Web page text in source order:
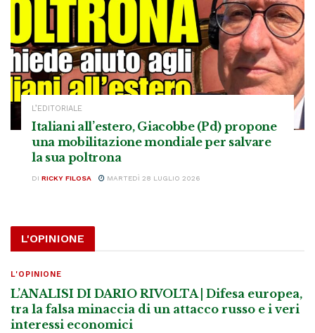
L’EDITORIALE
Italiani all’estero, Giacobbe (Pd) propone
una mobilitazione mondiale per salvare
la sua poltrona
DI RICKY FILOSA MARTEDÌ 28 LUGLIO 2026
L'OPINIONE
L'OPINIONE
L’ANALISI DI DARIO RIVOLTA | Difesa europea,
tra la falsa minaccia di un attacco russo e i veri
interessi economici